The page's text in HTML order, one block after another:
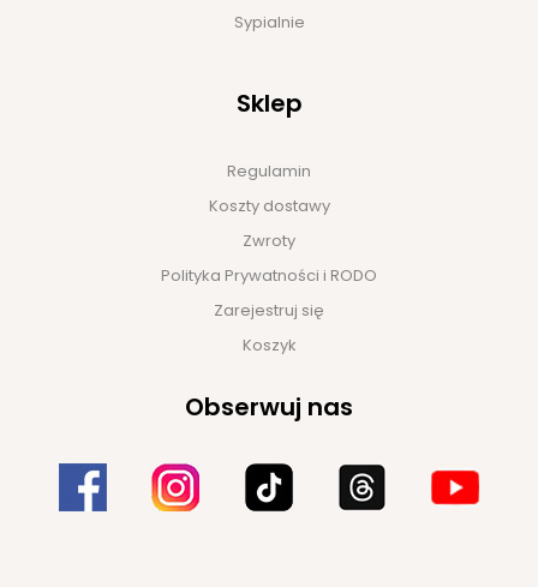
Sypialnie
Sklep
Regulamin
Koszty dostawy
Zwroty
Polityka Prywatności i RODO
Zarejestruj się
Koszyk
Obserwuj nas